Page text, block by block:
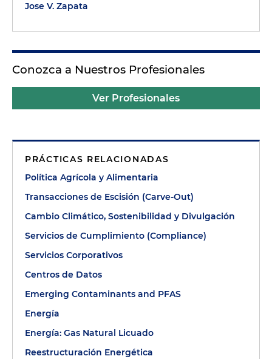
Jose V. Zapata
Conozca a Nuestros Profesionales
Ver Profesionales
PRÁCTICAS RELACIONADAS
Política Agrícola y Alimentaria
Transacciones de Escisión (Carve-Out)
Cambio Climático, Sostenibilidad y Divulgación
Servicios de Cumplimiento (Compliance)
Servicios Corporativos
Centros de Datos
Emerging Contaminants and PFAS
Energía
Energía: Gas Natural Licuado
Reestructuración Energética